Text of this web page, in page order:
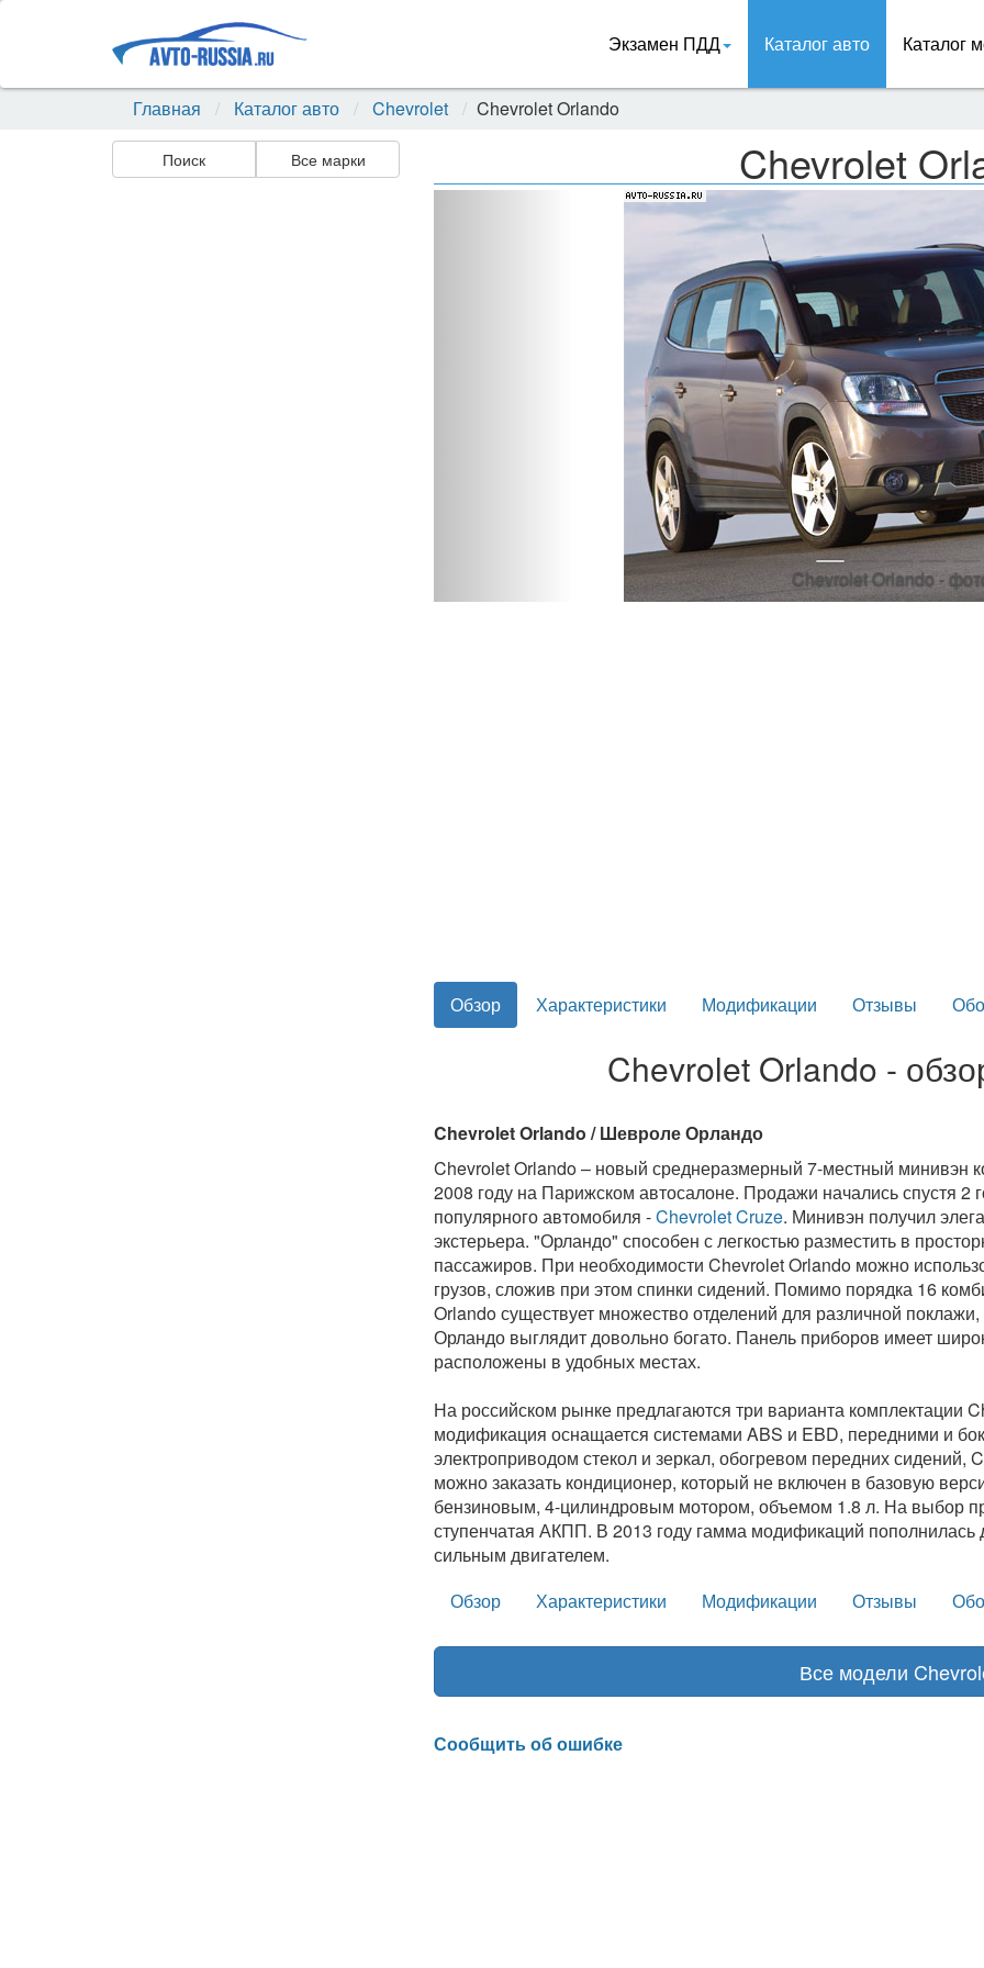
Экзамен ПДД Каталог авто Каталог
Главная Каталог авто Chevrolet Chevrolet Orlando
Поиск Все марки Chevrolet
Chevrolet Orlando -
Обзор Характеристики Модификации Отзывы
Chevrolet Orlando -
Chevrolet Orlando / Шевроле Орландо
Chevrolet Orlando – новый среднеразмерный 7-местный минивэн
2008 году на Парижском автосалоне. Продажи начались спустя
популярного автомобиля -Chevrolet Cruze. Минивэн получил
экстерьера. "Орландо" способен с легкостью разместить в
пассажиров. При необходимости Chevrolet Orlando можно
грузов, сложив при этом спинки сидений. Помимо порядка 16
Orlando существует множество отделений для различной
Орландо выглядит довольно богато. Панель приборов имеет
расположены в удобных местах.
На российском рынке предлагаются три варианта комплектации
модификация оснащается системами ABS и EBD, передними и
электроприводом стекол и зеркал, обогревом передних сидений,
можно заказать кондиционер, который не включен в базовую
бензиновым, 4-цилиндровым мотором, объемом 1.8 л. На выбор
ступенчатая АКПП. В 2013 году гамма модификаций
сильным двигателем.
Обзор
Характеристики Модификации Отзывы
Все модели
Сообщить об ошибке